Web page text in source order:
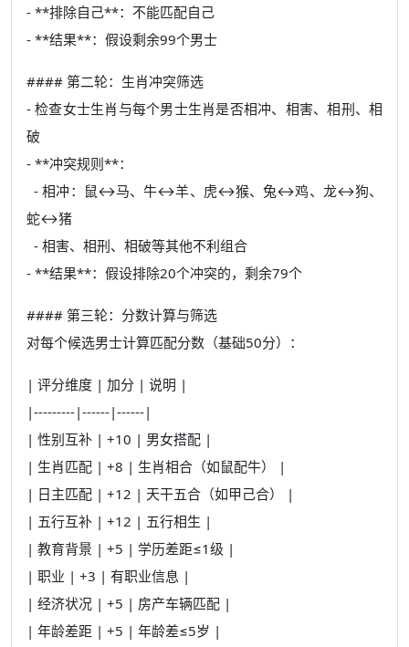
- **排除自己**：不能匹配自己
- **结果**：假设剩余99个男士
#### 第二轮：生肖冲突筛选
- 检查女士生肖与每个男士生肖是否相冲、相害、相刑、相
破
- **冲突规则**：
- 相冲：鼠↔马、牛↔羊、虎↔猴、兔↔鸡、龙↔狗、
蛇↔猪
- 相害、相刑、相破等其他不利组合
- **结果**：假设排除20个冲突的，剩余79个
#### 第三轮：分数计算与筛选
对每个候选男士计算匹配分数（基础50分）：
| 评分维度 | 加分 | 说明 |
|---------|------|------|
| 性别互补 | +10 | 男女搭配 |
| 生肖匹配 | +8 | 生肖相合（如鼠配牛） |
| 日主匹配 | +12 | 天干五合（如甲己合） |
| 五行互补 | +12 | 五行相生 |
| 教育背景 | +5 | 学历差距≤1级 |
| 职业 | +3 | 有职业信息 |
| 经济状况 | +5 | 房产车辆匹配 |
| 年龄差距 | +5 | 年龄差≤5岁 |